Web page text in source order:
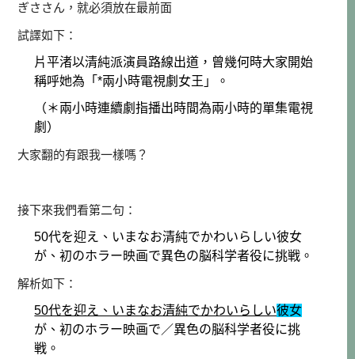
ぎささん，就必須放在最前面
試譯如下：
片平渚以清純派演員路線出道，曾幾何時大家開始
稱呼她為「*兩小時電視劇女王」。
（＊兩小時連續劇指播出時間為兩小時的單集電視
劇）
大家翻的有跟我一樣嗎？
接下來我們看第二句：
50代を迎え、いまなお清純でかわいらしい彼女
が、初のホラー映画で異色の脳科学者役に挑戦。
解析如下：
50代を迎え、いまなお清純でかわいらしい彼女
が、初のホラー映画で／異色の脳科学者役に挑
戦。